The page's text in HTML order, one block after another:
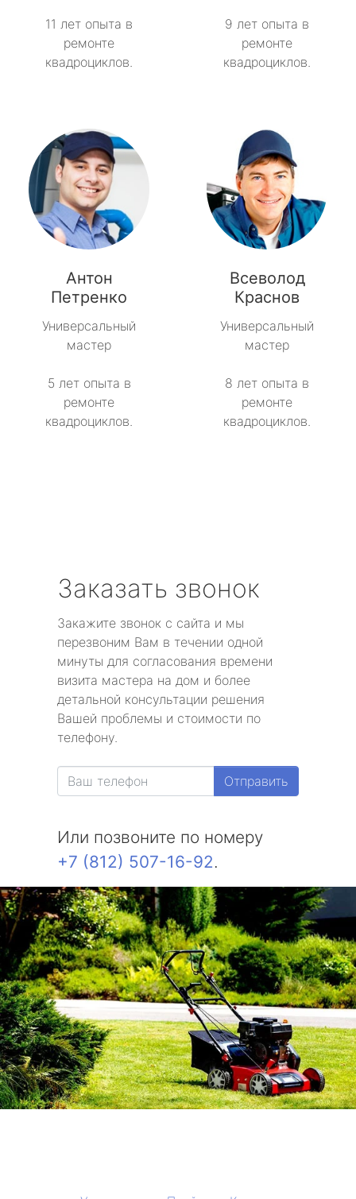
11 лет опыта в
ремонте
квадроциклов.
9 лет опыта в
ремонте
квадроциклов.
Антон
Петренко
Универсальный
мастер
5 лет опыта в
ремонте
квадроциклов.
Всеволод
Краснов
Универсальный
мастер
8 лет опыта в
ремонте
квадроциклов.
Заказать звонок
Закажите звонок с сайта и мы
перезвоним Вам в течении одной
минуты для согласования времени
визита мастера на дом и более
детальной консультации решения
Вашей проблемы и стоимости по
телефону.
Отправить
Или позвоните по номеру
+7 (812) 507-16-92.